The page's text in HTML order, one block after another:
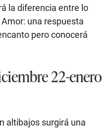
la diferencia entre lo
una respuesta
pero conocerá
22-enero
altibajos surgirá una